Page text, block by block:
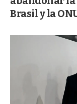
Brasil y la